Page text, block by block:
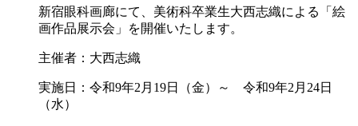
新宿眼科画廊にて、美術科卒業生大西志織による「絵
画作品展示会」を開催いたします。
主催者：大西志織
実施日：令和9年2月19日（金）～ 令和9年2月24日
（水）